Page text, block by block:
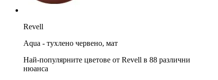
Revell
Aqua - тухлено червено, мат
Най-популярните цветове от Revell в 88 различни
нюанса